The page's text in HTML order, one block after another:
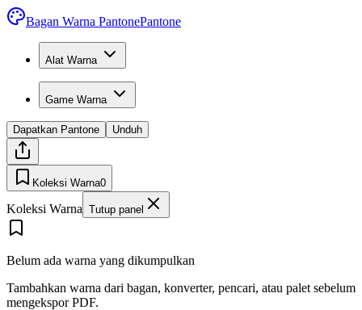
Bagan Warna PantonePantone
Alat Warna
Game Warna
Dapatkan Pantone Unduh
Koleksi Warna0
Koleksi Warna Tutup panel
Belum ada warna yang dikumpulkan
Tambahkan warna dari bagan, konverter, pencari, atau palet sebelum
mengekspor PDF.